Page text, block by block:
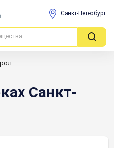
Санкт-Петербург
Санкт-